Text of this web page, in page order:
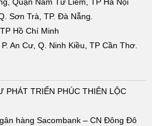
Quận Nam Từ Liêm, TP Hà Nội
Sơn Trà, TP. Đà Nẵng.
Hồ Chí Minh
An Cư, Q. Ninh Kiều, TP Cần Thơ.
PHÁT TRIỂN PHÚC THIÊN LỘC
hàng Sacombank – CN Đông Đô